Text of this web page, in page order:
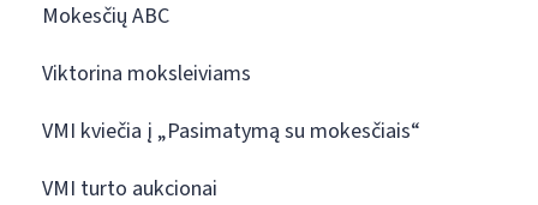
Mokesčių ABC
Viktorina moksleiviams
VMI kviečia į „Pasimatymą su mokesčiais“
VMI turto aukcionai